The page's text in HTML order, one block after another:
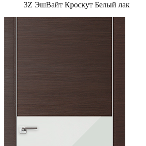
3Z ЭшВайт Кроскут Белый лак